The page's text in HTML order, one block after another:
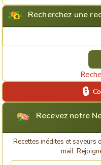
Recherchez une
Recevez notre
Recettes inédites et saveurs
mail.